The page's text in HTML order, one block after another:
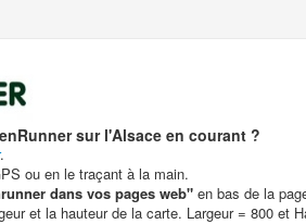
sur l'Alsace en courant ?
.
ou en le traçant à la main.
dans vos pages web" en bas de la
et la hauteur de la carte. Largeur = 800 et